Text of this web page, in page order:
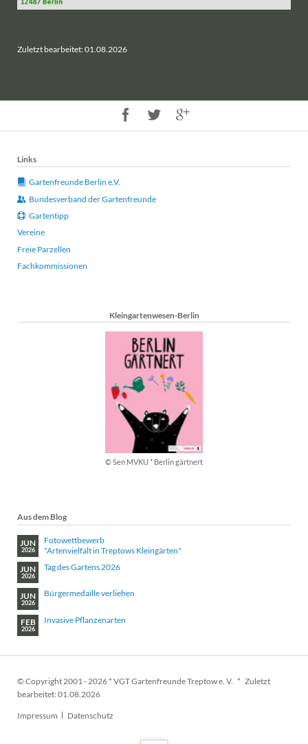
Zuletzt bearbeitet: 01.08.2026
Links
Gartenfreunde Berlin e.V.
Bundesverband der Gartenfreunde
Gartentipp
Vereine
Freie Parzellen
Fachkommissionen
Kleingartenwesen-Berlin
© Sen MVKU * Berlin gärtnert
Aus dem Blog
JUN
2026
Fotowettbewerb
"Artenvielfalt in Treptows Kleingärten"
JUN
2026
Tag des Gartens 2026
JUN
2026
Bürgermedaille verliehen
FEB
2026
Invasive Pflanzenarten
© Copyright 2001 - 2026 * VGT Gartenfreunde Treptow e. V. * Zuletzt
bearbeitet: 01.08.2026
Navigation
Impressum Datenschutz